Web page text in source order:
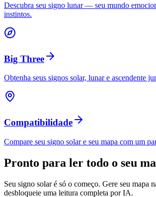
Descubra seu signo lunar — seu mundo
instintos.
Big Three
Obtenha seus signos solar, lunar e ascendente
Compatibilidade
Compare seu signo solar e seu mapa com um
Pronto para ler todo o seu
Seu signo solar é só o começo. Gere seu mapa
desbloqueie uma leitura completa por IA.